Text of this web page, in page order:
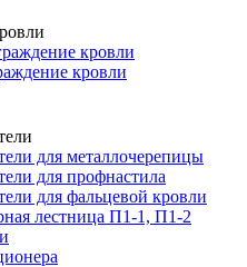
кровли
кровли
для металлочерепицы
для профнастила
для фальцевой кровли
лестница П1-1, П1-2